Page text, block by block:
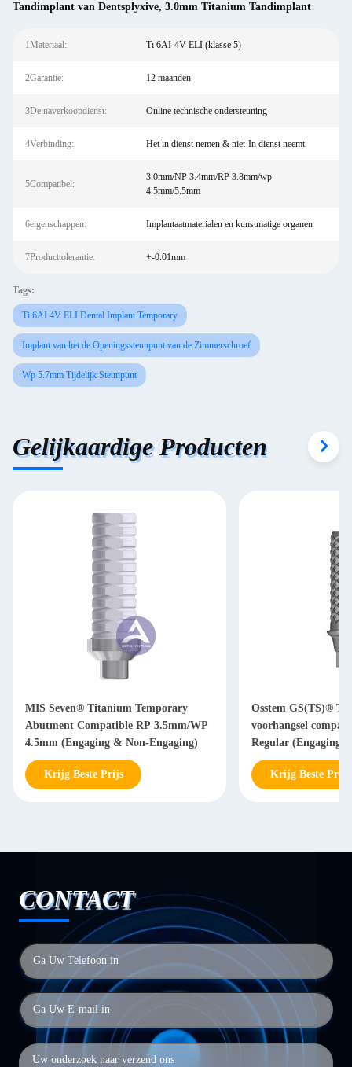
Tandimplant van Dentsplyxive, 3.0mm Titanium Tandimplant
1Materiaal: Ti 6AI-4V ELI (klasse 5)
2Garantie: 12 maanden
3De naverkoopdienst: Online technische ondersteuning
4Verbinding: Het in dienst nemen & niet-In dienst neemt
5Compatibel:
3.0mm/NP 3.4mm/RP 3.8mm/wp
4.5mm/5.5mm
6eigenschappen: Implantaatmaterialen en kunstmatige organen
7Producttolerantie: +-0.01mm
Tags:
Ti 6AI 4V ELI Dental Implant Temporary
Implant van het de Openingssteunpunt van de Zimmerschroef
Wp 5.7mm Tijdelijk Steunpunt
Gelijkaardige Producten
MIS Seven® Titanium Temporary
Abutment Compatible RP 3.5mm/WP
4.5mm (Engaging & Non-Engaging)
Krijg Beste Prijs
Osstem GS(TS)®
voorhangsel
Regular (Engaging
Krijg Beste Prijs
CONTACT